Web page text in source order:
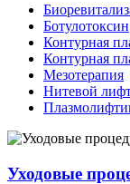
Ботулотоксин
Контурная
Контурная
Мезотерапия
Нитевой
Уходовые